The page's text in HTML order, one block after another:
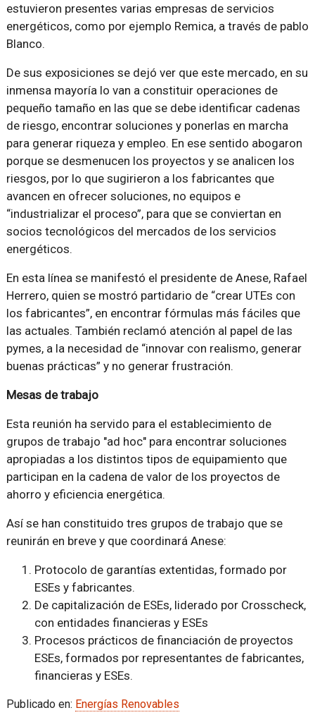
estuvieron presentes varias empresas de servicios
energéticos, como por ejemplo Remica, a través de pablo
Blanco.
De sus exposiciones se dejó ver que este mercado, en su
inmensa mayoría lo van a constituir operaciones de
pequeño tamaño en las que se debe identificar cadenas
de riesgo, encontrar soluciones y ponerlas en marcha
para generar riqueza y empleo. En ese sentido abogaron
porque se desmenucen los proyectos y se analicen los
riesgos, por lo que sugirieron a los fabricantes que
avancen en ofrecer soluciones, no equipos e
“industrializar el proceso”, para que se conviertan en
socios tecnológicos del mercados de los servicios
energéticos.
En esta línea se manifestó el presidente de Anese, Rafael
Herrero, quien se mostró partidario de “crear UTEs con
los fabricantes”, en encontrar fórmulas más fáciles que
las actuales. También reclamó atención al papel de las
pymes, a la necesidad de “innovar con realismo, generar
buenas prácticas” y no generar frustración.
Mesas de trabajo
Esta reunión ha servido para el establecimiento de
grupos de trabajo "ad hoc" para encontrar soluciones
apropiadas a los distintos tipos de equipamiento que
participan en la cadena de valor de los proyectos de
ahorro y eficiencia energética.
Así se han constituido tres grupos de trabajo que se
reunirán en breve y que coordinará Anese:
Protocolo de garantías extentidas, formado por
ESEs y fabricantes.
De capitalización de ESEs, liderado por Crosscheck,
con entidades financieras y ESEs
Procesos prácticos de financiación de proyectos
ESEs, formados por representantes de fabricantes,
financieras y ESEs.
Publicado en: Energías Renovables